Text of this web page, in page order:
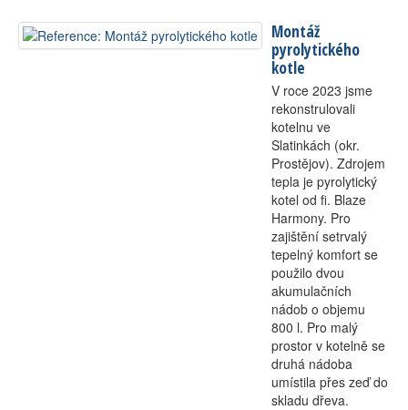
Montáž
pyrolytického
kotle
V roce 2023 jsme
rekonstrulovali
kotelnu ve
Slatinkách (okr.
Prostějov). Zdrojem
tepla je pyrolytický
kotel od fi. Blaze
Harmony. Pro
zajištění setrvalý
tepelný komfort se
použilo dvou
akumulačních
nádob o objemu
800 l. Pro malý
prostor v kotelně se
druhá nádoba
umístila přes zeď do
skladu dřeva.